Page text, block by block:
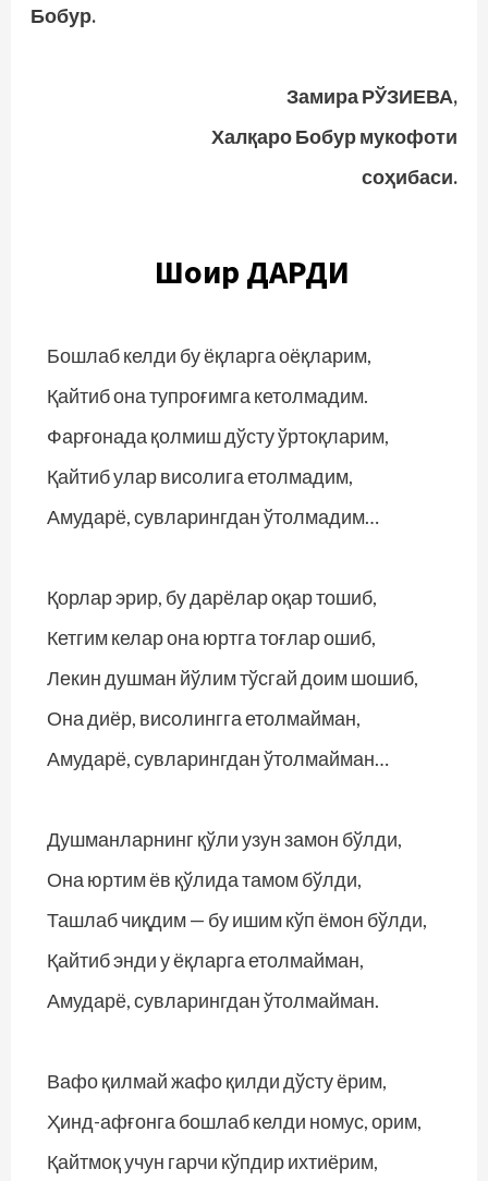
Бобур.
Замира РЎЗИЕВА,
Халқаро Бобур мукофоти
соҳибаси.
Шоир ДАРДИ
Бошлаб келди бу ёқларга оёқларим,
Қайтиб она тупроғимга кетолмадим.
Фарғонада қолмиш дўсту ўртоқларим,
Қайтиб улар висолига етолмадим,
Амударё, сувларингдан ўтолмадим…
Қорлар эрир, бу дарёлар оқар тошиб,
Кетгим келар она юртга тоғлар ошиб,
Лекин душман йўлим тўсгай доим шошиб,
Она диёр, висолингга етолмайман,
Амударё, сувларингдан ўтолмайман…
Душманларнинг қўли узун замон бўлди,
Она юртим ёв қўлида тамом бўлди,
Ташлаб чиқдим — бу ишим кўп ёмон бўлди,
Қайтиб энди у ёқларга етолмайман,
Амударё, сувларингдан ўтолмайман.
Вафо қилмай жафо қилди дўсту ёрим,
Ҳинд-афғонга бошлаб келди номус, орим,
Қайтмоқ учун гарчи кўпдир ихтиёрим,